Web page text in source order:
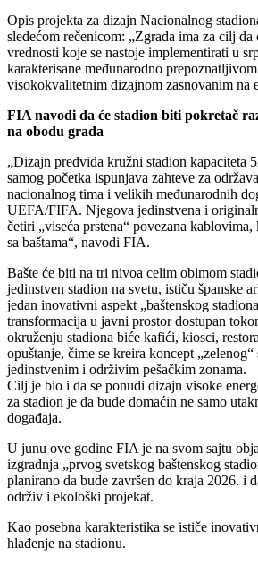
Opis projekta za dizajn Nacionalnog
sledećom rečenicom: „Zgrada ima za cilj da
vrednosti koje se nastoje implementirati u
karakterisane međunarodno
visokokvalitetnim dizajnom zasnovanim na
FIA navodi da će stadion biti pokretač
na obodu grada
„Dizajn predviđa kružni stadion kapaciteta
samog početka ispunjava zahteve za
nacionalnog tima i velikih međunarodnih
UEFA/FIFA. Njegova jedinstvena i
četiri „viseća prstena“ povezana
sa baštama“, navodi FIA.
Bašte će biti na tri nivoa celim obimom
jedinstven stadion na svetu, ističu španske
jedan inovativni aspekt „baštenskog
transformacija u javni prostor dostupan
okruženju stadiona biće kafići, kiosci,
opuštanje, čime se kreira koncept „zelenog“
jedinstvenim i održivim pešačkim zonama.
Cilj je bio i da se ponudi dizajn visoke
za stadion je da bude domaćin ne samo
događaja.
U junu ove godine FIA je na svom sajtu
izgradnja „prvog svetskog baštenskog
planirano da bude završen do kraja 2026. i
održiv i ekološki projekat.
Kao posebna karakteristika se ističe
hlađenje na stadionu.